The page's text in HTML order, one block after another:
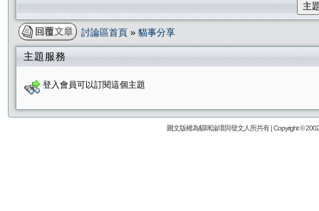
主
討論區首頁 » 貓事分享
主題服務
登入會員可以訂閱這個主題
圖文版權為貓咪論壇與發文人所共有 | Copyright ©